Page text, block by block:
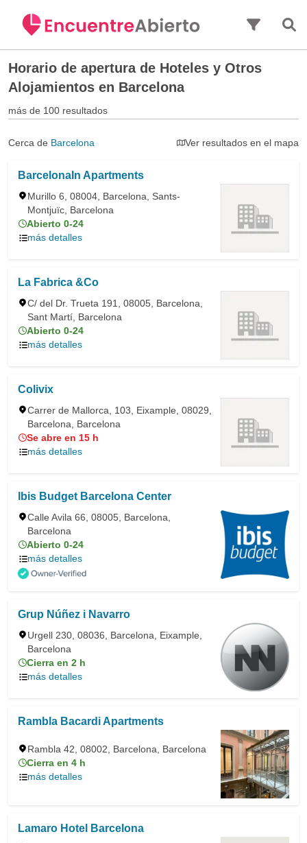
Horario de apertura de Hoteles y Otros
Alojamientos en Barcelona
más de 100 resultados
Cerca de Barcelona Ver resultados en el mapa
BarcelonaIn Apartments
Murillo 6, 08004, Barcelona, Sants-
Montjuïc, Barcelona
Abierto 0-24
más detalles
La Fabrica &Co
C/ del Dr. Trueta 191, 08005, Barcelona,
Sant Martí, Barcelona
Abierto 0-24
más detalles
Colivix
Carrer de Mallorca, 103, Eixample, 08029,
Barcelona, Barcelona
Se abre en 15 h
más detalles
Ibis Budget Barcelona Center
Calle Avila 66, 08005, Barcelona,
Barcelona
Abierto 0-24
más detalles
Grup Núñez i Navarro
Urgell 230, 08036, Barcelona, Eixample,
Barcelona
Cierra en 2 h
más detalles
Rambla Bacardi Apartments
Rambla 42, 08002, Barcelona, Barcelona
Cierra en 4 h
más detalles
Lamaro Hotel Barcelona